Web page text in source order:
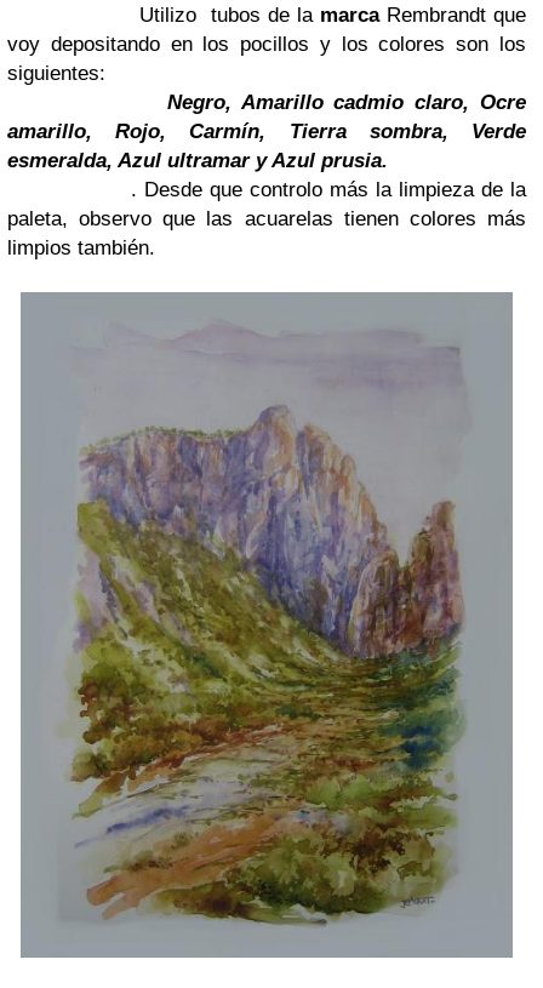
Utilizo tubos de la marcaRembrandt que
voy depositando en los pocillos y los colores son los
siguientes:
Negro, Amarillo cadmio claro, Ocre
amarillo, Rojo, Carmín, Tierra sombra, Verde
esmeralda, Azul ultramar y Azul prusia.
. Desde que controlo más la limpieza de la
paleta, observo que las acuarelas tienen colores más
limpios también.